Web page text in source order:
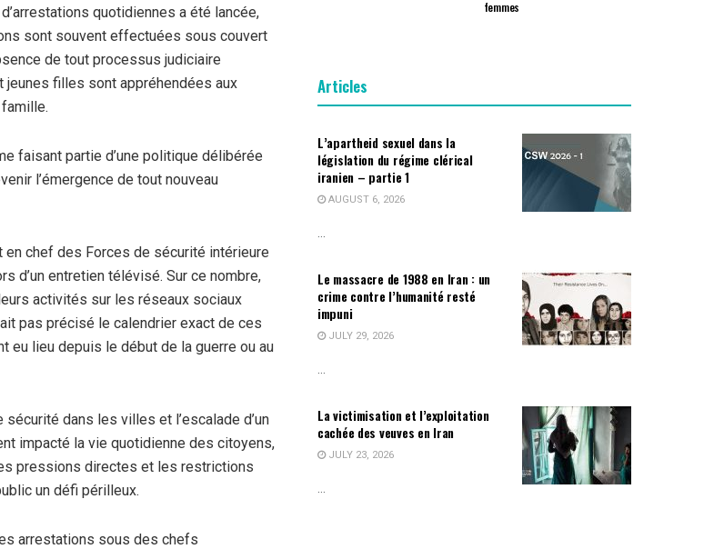
quotidiennes a été lancée,
sont souvent effectuées sous couvert
de tout processus judiciaire
jeunes filles sont appréhendées aux
faisant partie d’une politique délibérée
l’émergence de tout nouveau
en chef des Forces de sécurité intérieure
d’un entretien télévisé. Sur ce nombre,
activités sur les réseaux sociaux
pas précisé le calendrier exact de ces
eu lieu depuis le début de la guerre ou au
dans les villes et l’escalade d’un
impacté la vie quotidienne des citoyens,
pressions directes et les restrictions
un défi périlleux.
arrestations sous des chefs
femmes
Articles
L’apartheid sexuel dans la
législation du régime clérical
iranien – partie 1
AUGUST 6, 2026
...
Le massacre de 1988 en Iran : un
crime contre l’humanité resté
impuni
JULY 29, 2026
...
La victimisation et l’exploitation
cachée des veuves en Iran
JULY 23, 2026
...